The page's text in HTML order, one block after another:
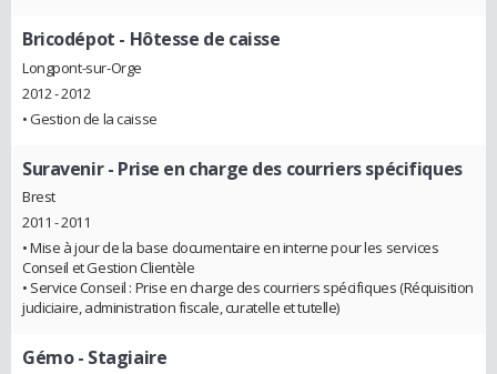
Bricodépot - Hôtesse de caisse
Longpont-sur-Orge
2012 - 2012
• Gestion de la caisse
Suravenir- Prise en charge des courriers spécifiques
Brest
2011 - 2011
• Mise à jour de la base documentaire en interne pour les services
Conseil et Gestion Clientèle
• Service Conseil : Prise en charge des courriers spécifiques (Réquisition
judiciaire, administration fiscale, curatelle et tutelle)
Gémo- Stagiaire